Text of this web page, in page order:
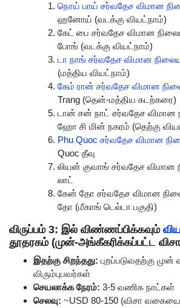
நொய் பாய் சர்வதேச விமான
ஹனோய் (வடக்கு வியட்நாம்)
கேட் பை சர்வதேச விமான
போங் (வடக்கு வியட்நாம்)
டா நாங் சர்வதேச விமான
(மத்திய வியட்நாம்)
கேம் ரான் சர்வதேச விமான
Trang (தென்-மத்திய கடற்கரை)
டான் சன் நாட் சர்வதேச விமான
ஹோ சி மின் நகரம் (தெற்கு
Phu Quoc சர்வதேச விமான
Quoc தீவு
லியன் குவாங் சர்வதேச விமான
லாட்
கேன் தோ சர்வதேச விமான
தோ (மீகாங் டெல்டா பகுதி)
விருப்பம் 3: இல் விண்ணப்பிக்கவும்
தூதரகம் (முன்-அங்கீகரிக்கப்பட்ட
இதற்கு சிறந்தது: புறப்படுவதற்கு முன்
விரும்புபவர்கள்
செயலாக்க நேரம்: 3-5 வணிக நாட்கள்
செலவு: ~USD 80-150 (விசா